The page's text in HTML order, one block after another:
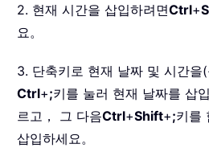
2. 현재 시간을 삽입하려면Ctrl+
요。
3. 단축키로 현재 날짜 및 시간을
Ctrl+;키를 눌러 현재 날짜를 삽
르고， 그 다음Ctrl+Shift+;키를
삽입하세요。